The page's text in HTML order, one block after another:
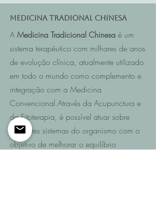
Medicina Tradional Chinesa
A Medicina Tradicional Chinesa é um
sistema terapêutico com milhares de anos
de evolução clínica, atualmente utilizado
em todo o mundo como complemento e
integração com a Medicina
Convencional.Através da Acupunctura e
da Fitoterapia, é possível atuar sobre
diferentes sistemas do organismo com o
objetivo de melhorar o equilíbrio